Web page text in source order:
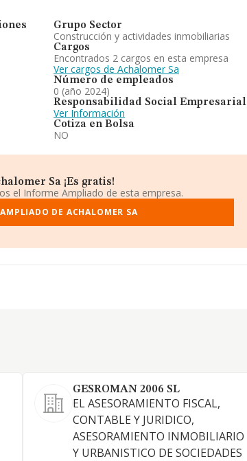
Grupo Sector
Construcción y actividades inmobiliarias
Cargos
Encontrados 2 cargos en esta empresa
Ver cargos de Achalomer Sa
Número de empleados
0 (año 2024)
Responsabilidad Social Empresarial
Ver Información
Cotiza en Bolsa
NO
Sa ¡Es gratis!
el Informe Ampliado de esta empresa.
DE ACHALOMER SA
GESROMAN 2006 SL
EL ASESORAMIENTO FISCAL,
CONTABLE Y JURIDICO,
ASESORAMIENTO INMOBILIARIO
Y URBANISTICO DE SOCIEDADES